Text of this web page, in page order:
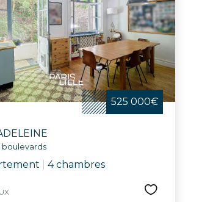
525 000€
boulevards
4 chambres